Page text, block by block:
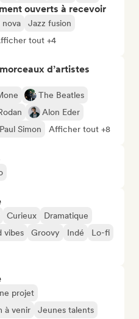
ouverts à recevoir
nova
Jazz fusion
tout +4
d’artistes
The Beatles
Alon Eder
Paul Simon Afficher tout +8
Curieux
Dramatique
vibes Groovy Indé
Lo-fi
projet
à venir Jeunes talents